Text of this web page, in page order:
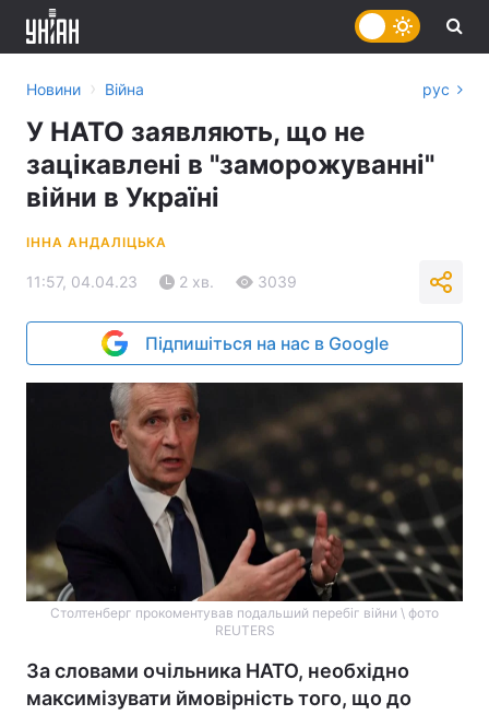
Новини › Війна рус
У НАТО заявляють, що не
зацікавлені в "заморожуванні"
війни в Україні
ІННА АНДАЛІЦЬКА
11:57, 04.04.23 2 хв. 3039
Підпишіться на нас в Google
Столтенберг прокоментував подальший перебіг війни \ фото
REUTERS
За словами очільника НАТО, необхідно
максимізувати ймовірність того, що до